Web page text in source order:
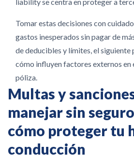
Tomar estas decisiones con
gastos inesperados sin pagar de
de deducibles y límites, el siguiente
cómo influyen factores externos en
póliza.
Multas y
manejar sin
cómo proteger tu
conducción